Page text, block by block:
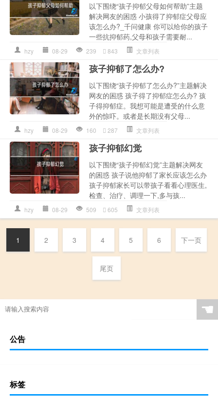
以下围绕“孩子抑郁父母如何帮助”主题
解决网友的困惑 小孩得了抑郁症父母应
该怎么办?_千问健康 你可以给你的孩子
一些抗抑郁药,父母和孩子需要耐...
hzy 08-29 239 843 文章列表
孩子抑郁了怎么办?
以下围绕“孩子抑郁了怎么办?”主题解决
网友的困惑 孩子得了抑郁症怎么办? 孩
子得抑郁症。我想可能是遭受的什么意
外的惊吓。或者是长期没有父母...
hzy 08-29 160 287 文章列表
孩子抑郁幻觉
以下围绕“孩子抑郁幻觉”主题解决网友
的困惑 孩子说他抑郁了家长应该怎么办
孩子抑郁家长可以带孩子看看心理医生,
检查、治疗、调理一下,多与孩...
hzy 08-29 509 605 文章列表
1 2 3 4 5 6 下一页
尾页
☚
公告
标签